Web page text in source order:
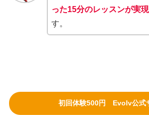
った15分のレッスンが実現
す。
初回体験500円 Evolv公式